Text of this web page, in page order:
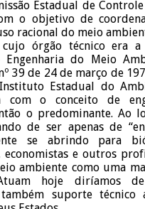
Estadual de
o objetivo de
racional do meio
órgão técnico era a
Engenharia do Meio
39 de 24 de março de
Estadual do
com o conceito de
o predominante. Ao
de ser apenas de
se abrindo para
economistas e outros
ambiente como uma
hoje diríamos
suporte técnico